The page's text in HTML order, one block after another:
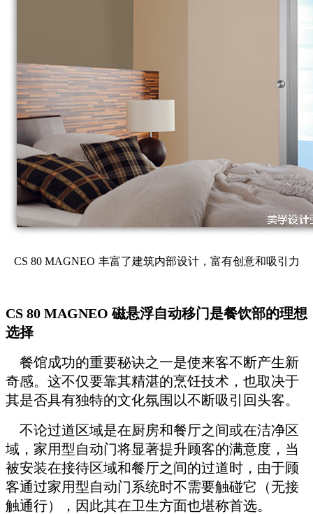
CS 80 MAGNEO 丰富了建筑内部设计，富有创意和吸引力
CS 80 MAGNEO 磁悬浮自动移门是餐饮部的理想
选择
餐馆成功的重要秘诀之一是使来客不断产生新
奇感。这不仅要靠其精湛的烹饪技术，也取决于
其是否具有独特的文化氛围以不断吸引回头客。
不论过道区域是在厨房和餐厅之间或在洁净区
域，家用型自动门将显著提升顾客的满意度，当
被安装在接待区域和餐厅之间的过道时，由于顾
客通过家用型自动门系统时不需要触碰它（无接
触通行），因此其在卫生方面也堪称首选。